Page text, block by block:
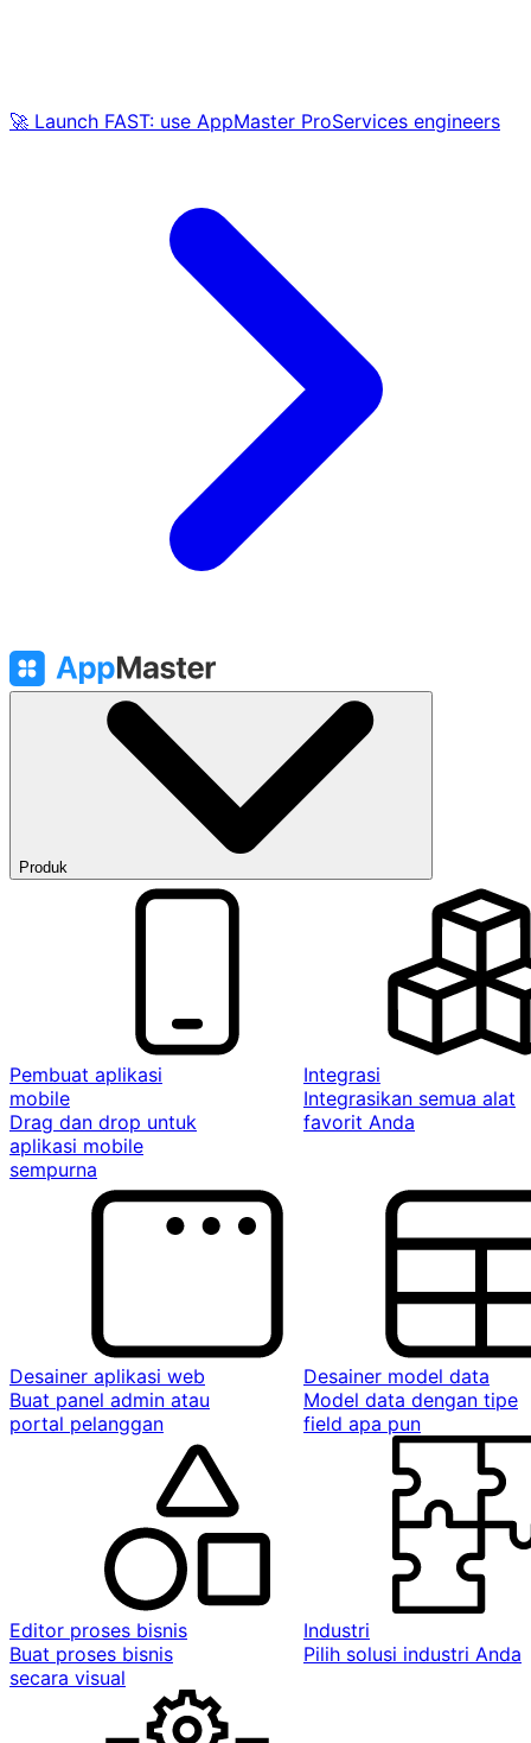
🚀 Launch FAST: use AppMaster ProServices engineers
Produk
Pembuat aplikasi
mobile
Drag dan drop untuk
aplikasi mobile
sempurna
Integrasi
Integrasikan semua alat
favorit Anda
Desainer aplikasi web
Buat panel admin atau
portal pelanggan
Desainer model data
Model data dengan tipe
field apa pun
Editor proses bisnis
Buat proses bisnis
secara visual
Industri
Pilih solusi industri Anda